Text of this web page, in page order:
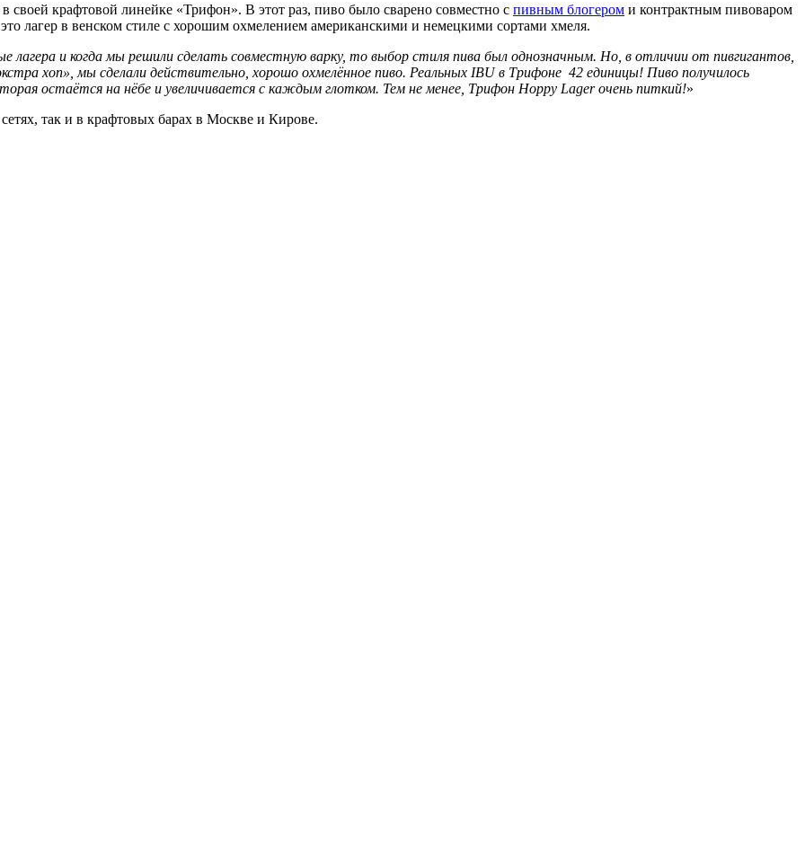
крафтовой линейке «Трифон». В этот раз, пиво было сварено совместно с пивным блогером и контрактным пивоваром
лагер в венском стиле с хорошим охмелением американскими и немецкими сортами хмеля.
лагера и когда мы решили сделать совместную варку, то выбор стиля пива был однозначным. Но, в отличии от пивгигантов,
хоп», мы сделали действительно, хорошо охмелённое пиво. Реальных IBU в Трифоне 42 единицы! Пиво получилось
остаётся на нёбе и увеличивается с каждым глотком. Тем не менее, Трифон Hoppy Lager очень питкий!»
так и в крафтовых барах в Москве и Кирове.